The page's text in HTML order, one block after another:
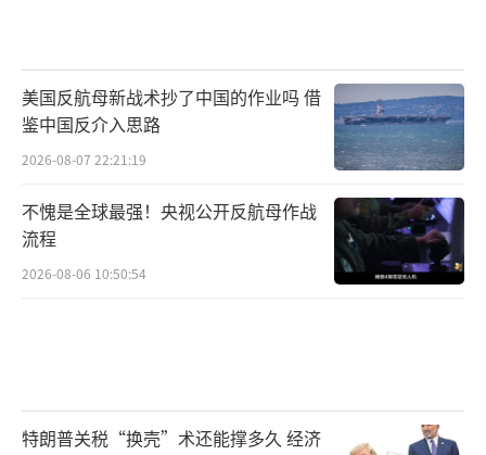
美国反航母新战术抄了中国的作业吗 借
鉴中国反介入思路
2026-08-07 22:21:19
不愧是全球最强！央视公开反航母作战
流程
2026-08-06 10:50:54
特朗普关税“换壳”术还能撑多久 经济